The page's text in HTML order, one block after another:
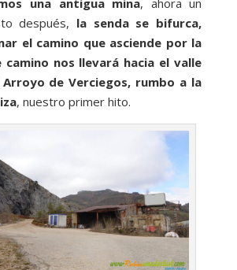
una antigua mina, ahora un
después, la senda se bifurca,
el camino que asciende por la
camino nos llevará hacia el valle
de Verciegos, rumbo a la
, nuestro primer hito.